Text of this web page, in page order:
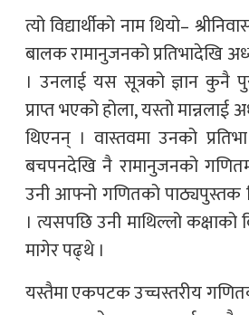
त्यो विद्यार्थीको नाम थियो–
बालक रामानुजनको प्रतिभादेखि
। उनलाई यस सूत्रको ज्ञान कुनै
प्राप्त भएको होला, यस्तो
थिएनन् । वास्तवमा उनको
बचपनदेखि नै रामानुजनको
उनी आफ्नो गणितको पाठ्यपुस्तक
। त्यसपछि उनी माथिल्लो कक्षाको
मागेर पढ्थे ।
यस्तैमा एकपटक उच्चस्तरीय